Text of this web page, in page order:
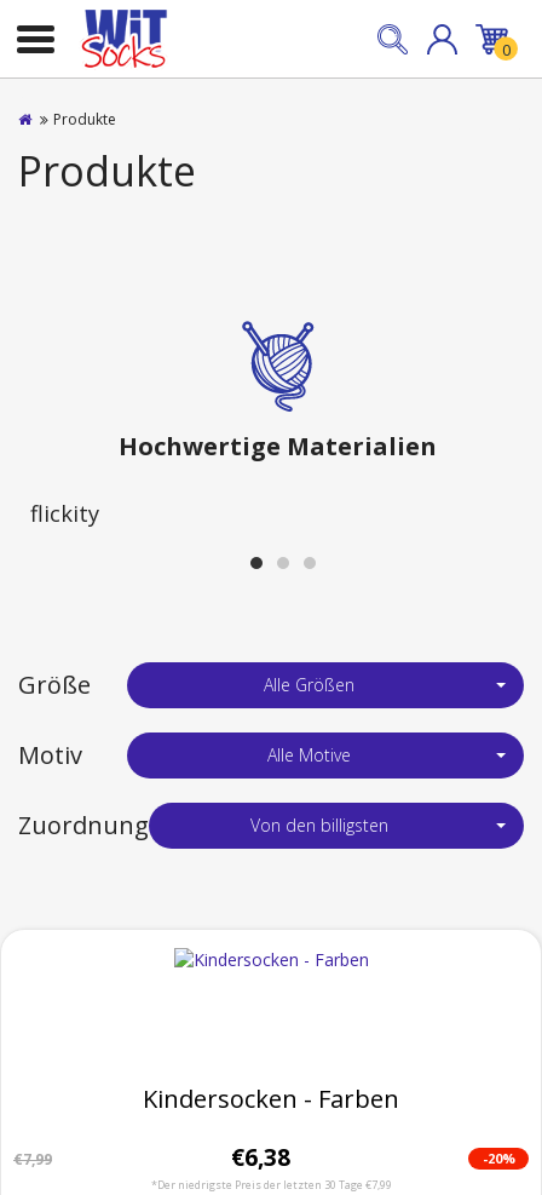
0
Produkte
Produkte
Hochwertige Materialien
Größe Alle Größen
Motiv Alle Motive
Zuordnung Von den billigsten
Kindersocken - Farben
€7,99 €6,38 -20%
*Der niedrigste Preis der letzten 30 Tage €7,99